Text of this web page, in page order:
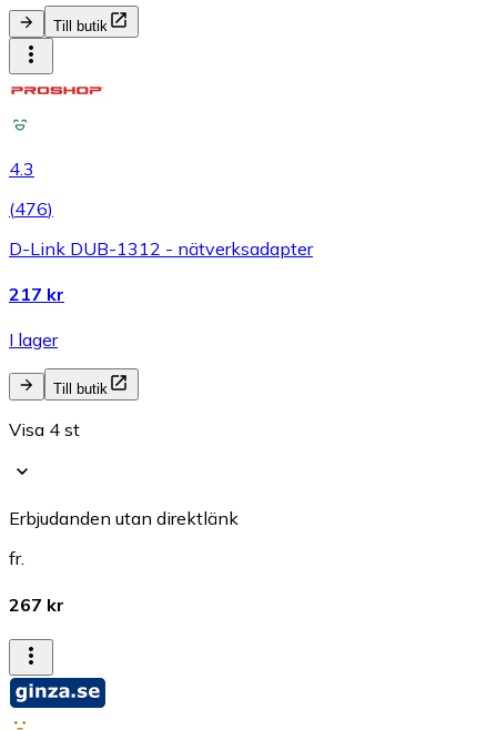
Till butik
4.3
(476)
D-Link DUB-1312 - nätverksadapter
217 kr
I lager
Till butik
Visa 4 st
Erbjudanden utan direktlänk
fr.
267 kr